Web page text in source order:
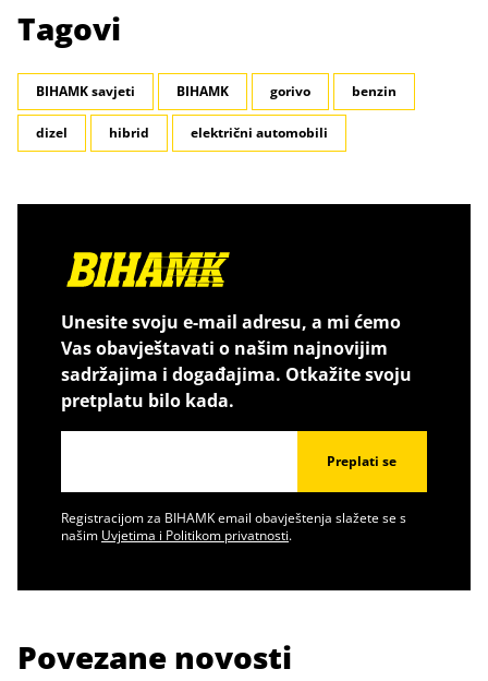
Tagovi
BIHAMK savjeti BIHAMK gorivo benzin
dizel hibrid električni automobili
Unesite svoju e-mail adresu, a mi ćemo
Vas obavještavati o našim najnovijim
sadržajima i događajima. Otkažite svoju
pretplatu bilo kada.
Preplati se
Registracijom za BIHAMK email obavještenja slažete se s
našim Uvjetima i Politikom privatnosti.
Povezane novosti